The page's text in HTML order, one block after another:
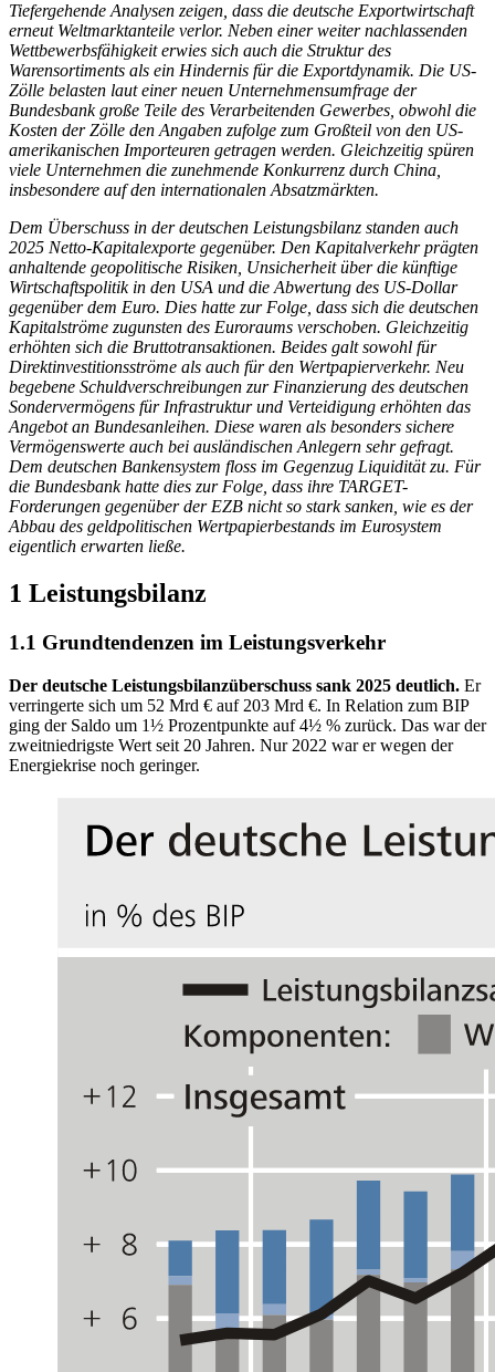
Tiefergehende Analysen zeigen, dass die deutsche Exportwirtschaft
erneut Weltmarktanteile verlor. Neben einer weiter nachlassenden
Wettbewerbsfähigkeit erwies sich auch die Struktur des
Warensortiments als ein Hindernis für die Exportdynamik. Die US-
Zölle belasten laut einer neuen Unternehmensumfrage der
Bundesbank große Teile des Verarbeitenden Gewerbes, obwohl die
Kosten der Zölle den Angaben zufolge zum Großteil von den US-
amerikanischen Importeuren getragen werden. Gleichzeitig spüren
viele Unternehmen die zunehmende Konkurrenz durch China,
insbesondere auf den internationalen Absatzmärkten.
Dem Überschuss in der deutschen Leistungsbilanz standen auch
2025 Netto-Kapitalexporte gegenüber. Den Kapitalverkehr prägten
anhaltende geopolitische Risiken, Unsicherheit über die künftige
Wirtschaftspolitik in den USA und die Abwertung des US-Dollar
gegenüber dem Euro. Dies hatte zur Folge, dass sich die deutschen
Kapitalströme zugunsten des Euroraums verschoben. Gleichzeitig
erhöhten sich die Bruttotransaktionen. Beides galt sowohl für
Direktinvestitionsströme als auch für den Wertpapierverkehr. Neu
begebene Schuldverschreibungen zur Finanzierung des deutschen
Sondervermögens für Infrastruktur und Verteidigung erhöhten das
Angebot an Bundesanleihen. Diese waren als besonders sichere
Vermögenswerte auch bei ausländischen Anlegern sehr gefragt.
Dem deutschen Bankensystem floss im Gegenzug Liquidität zu. Für
die Bundesbank hatte dies zur Folge, dass ihre TARGET-
Forderungen gegenüber der EZB nicht so stark sanken, wie es der
Abbau des geldpolitischen Wertpapierbestands im Eurosystem
eigentlich erwarten ließe.
1 Leistungsbilanz
1.1 Grundtendenzen im Leistungsverkehr
Der deutsche Leistungsbilanzüberschuss sank 2025 deutlich. Er
verringerte sich um 52 Mrd € auf 203 Mrd €. In Relation zum BIP
ging der Saldo um 1½ Prozentpunkte auf 4½ % zurück. Das war der
zweitniedrigste Wert seit 20 Jahren. Nur 2022 war er wegen der
Energiekrise noch geringer.